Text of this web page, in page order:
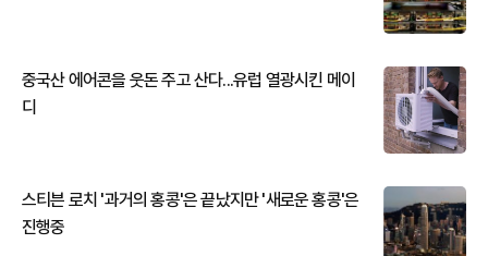
중국산 에어콘을 웃돈 주고 산다...유럽 열광시킨 메이
디
스티븐 로치 '과거의 홍콩'은 끝났지만 '새로운 홍콩'은
진행중